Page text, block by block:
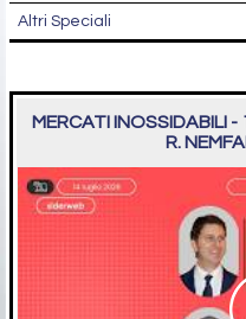
Altri Speciali
MERCATI INOSSIDABILI
R.